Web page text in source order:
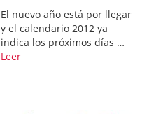
El nuevo año está por llegar
y el calendario 2012 ya
indica los próximos días …
Leer